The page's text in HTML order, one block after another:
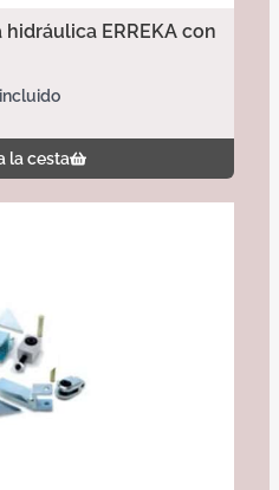
ERREKA con
incluido
la cesta